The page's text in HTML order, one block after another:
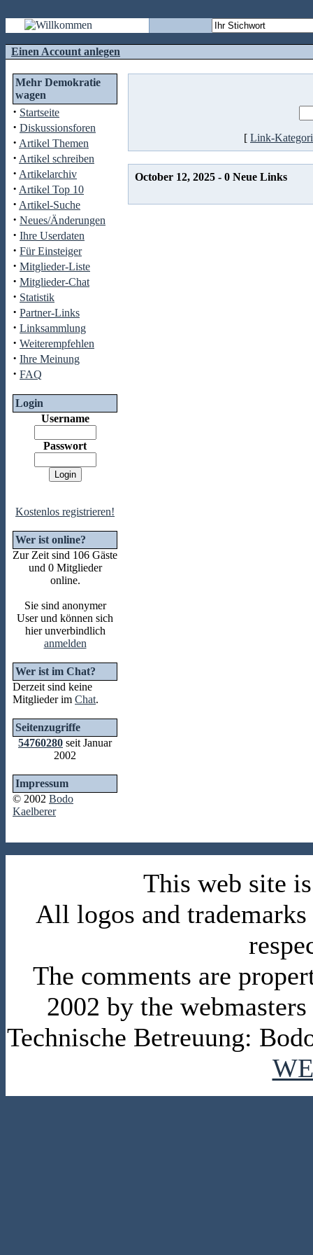
Einen Account anlegen
Mehr Demokratie
wagen
· Startseite
· Diskussionsforen
· Artikel Themen
· Artikel schreiben
· Artikelarchiv
· Artikel Top 10
· Artikel-Suche
· Neues/Änderungen
· Ihre Userdaten
· Für Einsteiger
· Mitglieder-Liste
· Mitglieder-Chat
· Statistik
· Partner-Links
· Linksammlung
· Weiterempfehlen
· Ihre Meinung
· FAQ
Login
Username
Passwort
Kostenlos registrieren!
Wer ist online?
Zur Zeit sind 106 Gäste
und 0 Mitglieder
online.
Sie sind anonymer
User und können sich
hier unverbindlich
anmelden
Wer ist im Chat?
Derzeit sind keine
Mitglieder im Chat.
Seitenzugriffe
54760280 seit Januar
2002
Impressum
© 2002 Bodo
Kaelberer
[ Link-
October 12, 2025 - 0 Neue Links
This web site
All logos and
The comments are
2002 by the
Technische Betreuung: